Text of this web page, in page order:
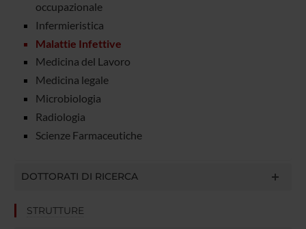
occupazionale
Infermieristica
Malattie Infettive
Medicina del Lavoro
Medicina legale
Microbiologia
Radiologia
Scienze Farmaceutiche
DOTTORATI DI RICERCA
STRUTTURE